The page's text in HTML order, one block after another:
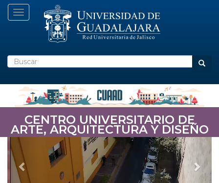
Pasar
Toggle navigation
Buscar
CENTRO UNIVERSITARIO DE
ARTE, ARQUITECTURA Y DISEÑO
Previous